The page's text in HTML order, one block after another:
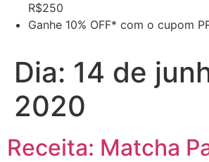
R$250
Ganhe 10% OFF* com o cupom
Dia: 14 de
2020
Receita: Matcha